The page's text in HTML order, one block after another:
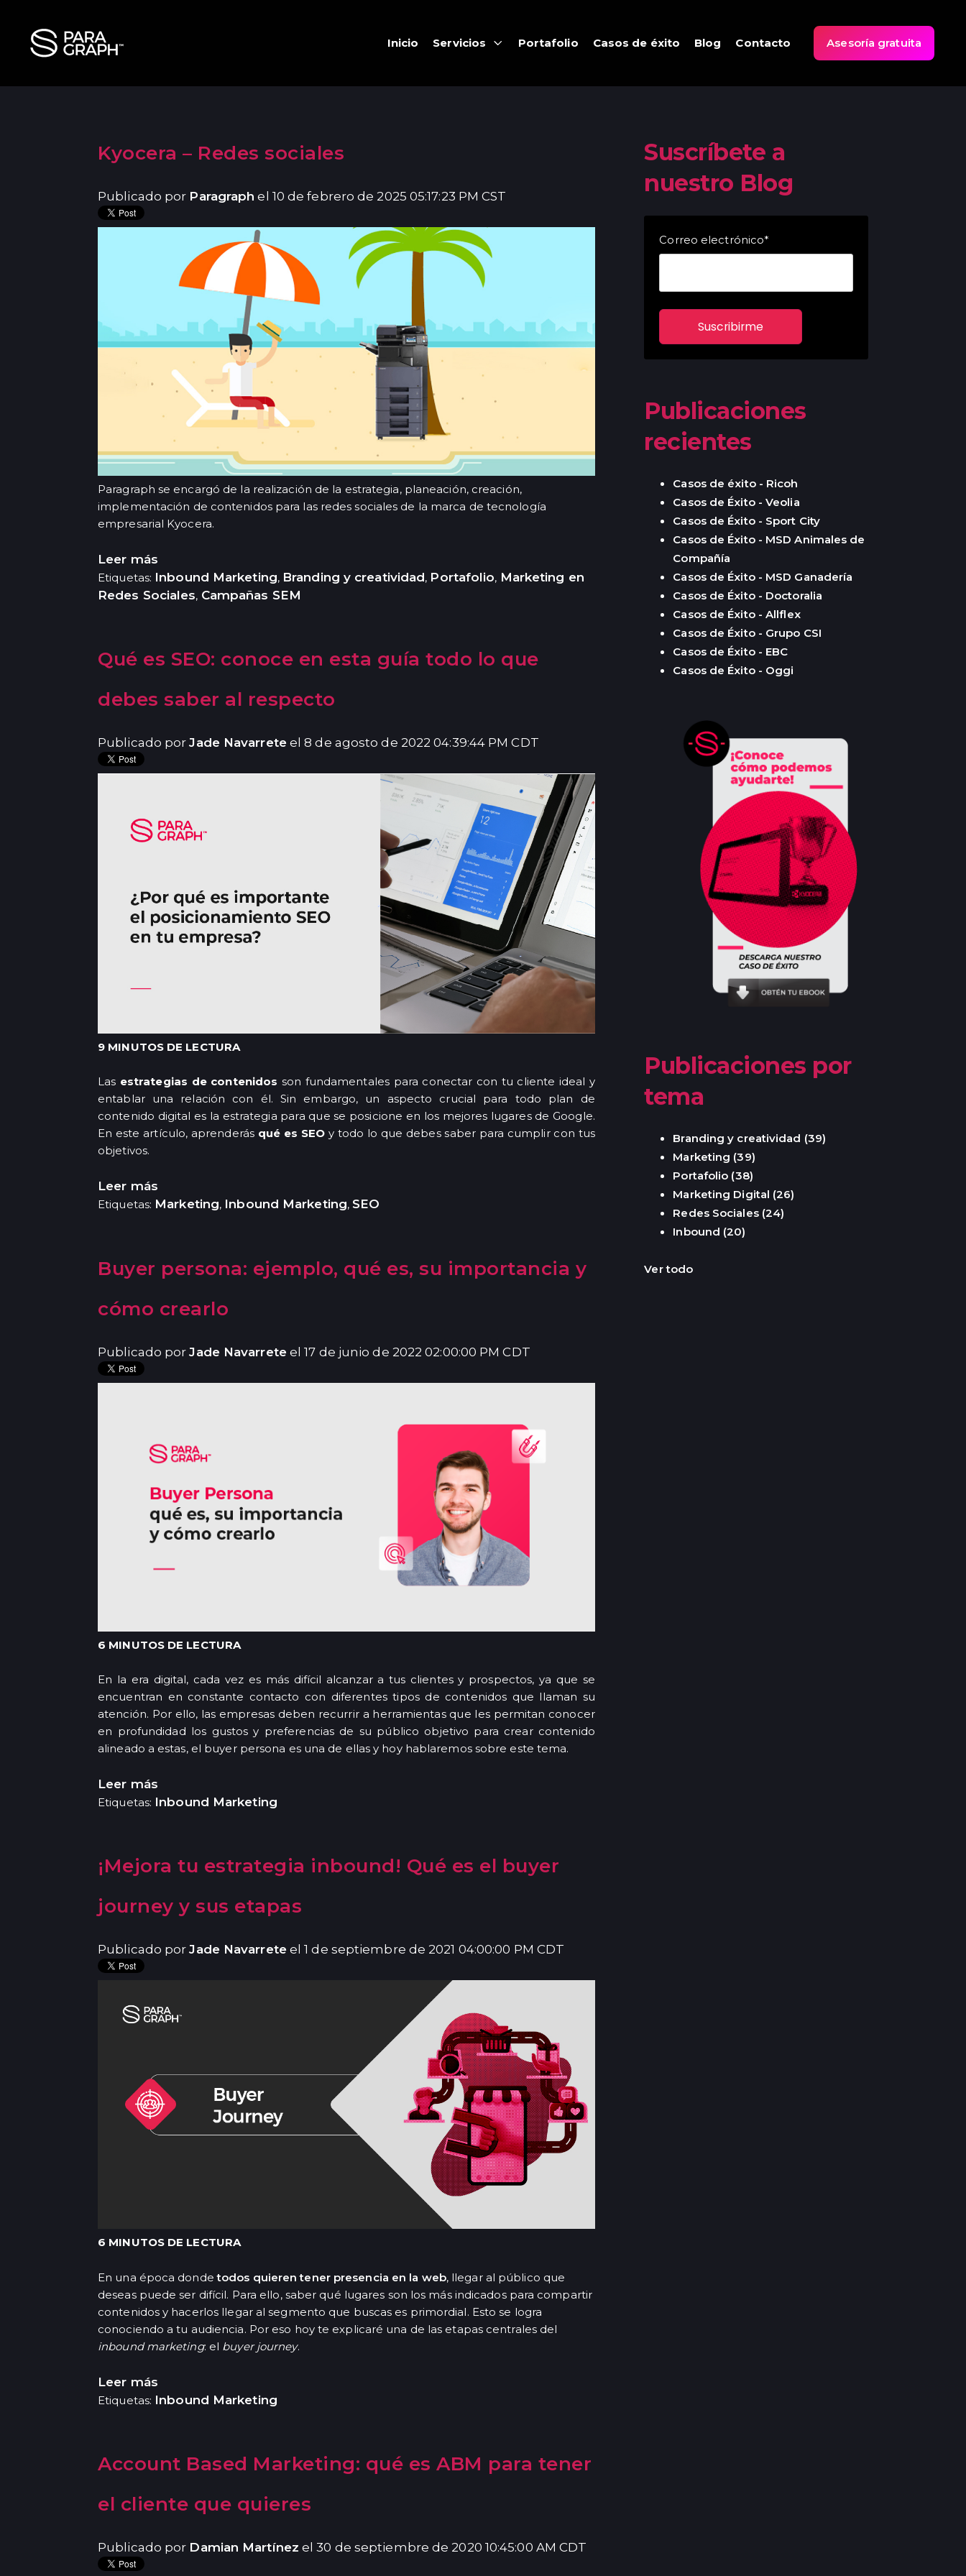
Inicio Servicios Portafolio Casos de éxito Blog Contacto Asesoría gratuita
Kyocera – Redes sociales
Publicado por Paragraph el 10 de febrero de 2025 05:17:23 PM CST
Paragraph se encargó de la realización de la estrategia, planeación, creación,
implementación de contenidos para las redes sociales de la marca de tecnología
empresarial Kyocera.
Leer más
Etiquetas: Inbound Marketing, Branding y creatividad, Portafolio, Marketing en
Redes Sociales, Campañas SEM
Qué es SEO: conoce en esta guía todo lo que
debes saber al respecto
Publicado porJade Navarreteel 8 de agosto de 2022 04:39:44 PM CDT
9 MINUTOS DE LECTURA
Las estrategias de contenidos son fundamentales para conectar con tu cliente ideal y
entablar una relación con él. Sin embargo, un aspecto crucial para todo plan de
contenido digital es la estrategia para que se posicione en los mejores lugares de Google.
En este artículo, aprenderás qué es SEO y todo lo que debes saber para cumplir con tus
objetivos.
Leer más
Etiquetas: Marketing, Inbound Marketing, SEO
Buyer persona: ejemplo, qué es, su importancia y
cómo crearlo
Publicado porJade Navarreteel 17 de junio de 2022 02:00:00 PM CDT
6 MINUTOS DE LECTURA
En la era digital, cada vez es más difícil alcanzar a tus clientes y prospectos, ya que se
encuentran en constante contacto con diferentes tipos de contenidos que llaman su
atención. Por ello, las empresas deben recurrir a herramientas que les permitan conocer
en profundidad los gustos y preferencias de su público objetivo para crear contenido
alineado a estas, el buyer persona es una de ellas y hoy hablaremos sobre este tema.
Leer más
Etiquetas: Inbound Marketing
¡Mejora tu estrategia inbound! Qué es el buyer
journey y sus etapas
Publicado porJade Navarreteel 1 de septiembre de 2021 04:00:00 PM CDT
6 MINUTOS DE LECTURA
En una época dondetodos quieren tener presencia en la web, llegar al público que
deseas puede ser difícil. Para ello, saber qué lugares son los más indicados para compartir
contenidos y hacerlos llegar al segmento que buscas es primordial. Esto se logra
conociendo a tu audiencia. Por eso hoy te explicaré una de las etapas centrales del
inbound marketing: el buyer journey.
Leer más
Etiquetas: Inbound Marketing
Account Based Marketing: qué es ABM para tener
el cliente que quieres
Publicado por Damian Martínez el 30 de septiembre de 2020 10:45:00 AM CDT
Suscríbete a
nuestro Blog
Correo electrónico*
Publicaciones
recientes
Casos de éxito - Ricoh
Casos de Éxito - Veolia
Casos de Éxito - Sport City
Casos de Éxito - MSD Animales de
Compañía
Casos de Éxito - MSD Ganadería
Casos de Éxito - Doctoralia
Casos de Éxito - Allflex
Casos de Éxito - Grupo CSI
Casos de Éxito - EBC
Casos de Éxito - Oggi
Publicaciones por
tema
Branding y creatividad (39)
Marketing (39)
Portafolio (38)
Marketing Digital (26)
Redes Sociales (24)
Inbound (20)
Ver todo